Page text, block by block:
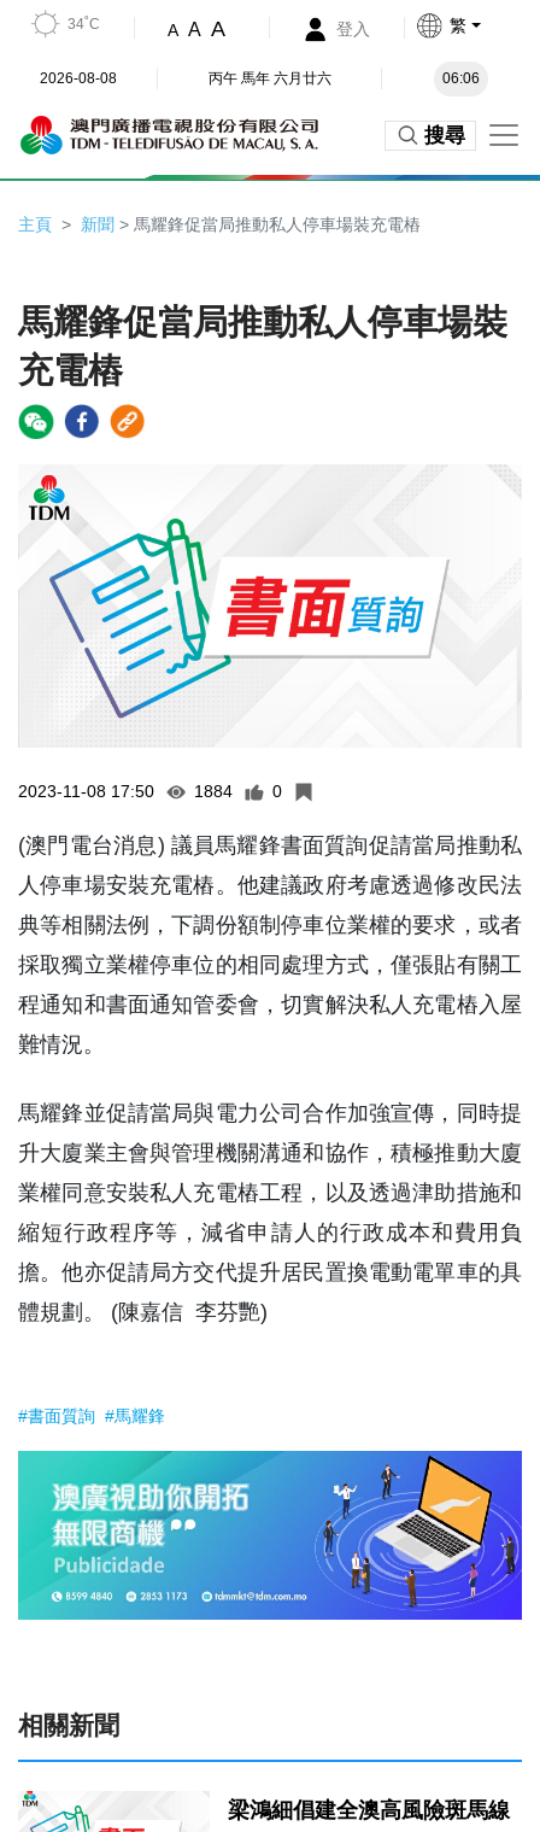
34˚C A A A 登入 繁
2026-08-08 丙午 馬年 六月廿六 06:06
搜尋
主頁 新聞 > 馬耀鋒促當局推動私人停車場裝充電樁
馬耀鋒促當局推動私人停車場裝
充電樁
2023-11-08 17:50 1884 0
(澳門電台消息) 議員馬耀鋒書面質詢促請當局推動私
人停車場安裝充電樁。他建議政府考慮透過修改民法
典等相關法例，下調份額制停車位業權的要求，或者
採取獨立業權停車位的相同處理方式，僅張貼有關工
程通知和書面通知管委會，切實解決私人充電樁入屋
難情況。
馬耀鋒並促請當局與電力公司合作加強宣傳，同時提
升大廈業主會與管理機關溝通和協作，積極推動大廈
業權同意安裝私人充電樁工程，以及透過津助措施和
縮短行政程序等，減省申請人的行政成本和費用負
擔。他亦促請局方交代提升居民置換電動電單車的具
體規劃。 (陳嘉信 李芬艷)
#書面質詢 #馬耀鋒
相關新聞
梁鴻細倡建全澳高風險斑馬線